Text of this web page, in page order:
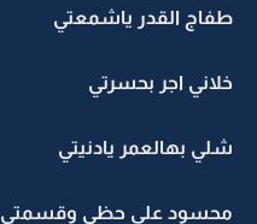
طفاج القدر ياشمعتي
خلاني اجر بحسرتي
شلي بهالعمر يادنيتي
محسود على حظي وقسمتي